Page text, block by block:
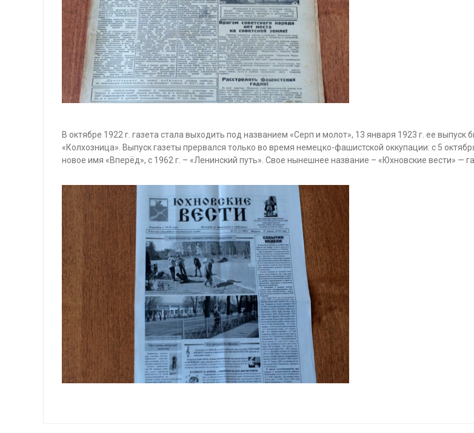
В октябре 1922 г. газета стала выходить под названием «Серп и молот», 13 января 1923 г. ее
«Колхозница». Выпуск газеты прервался только во время немецко-фашистской оккупации: с 5
новое имя «Вперёд», с 1962 г. – «Ленинский путь». Свое нынешнее название – «Юхновские вести» —